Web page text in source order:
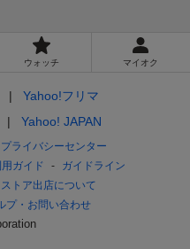
ウォッチ マイオク
Yahoo!フリマ
Yahoo! JAPAN
プライバシーセンター
ガイド
ガイドライン
ストア出店について
プ・お問い合わせ